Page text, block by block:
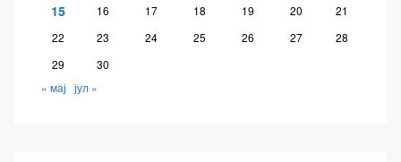
15 16 17 18 19 20
21
22
23 24 25 26 27
28
29
30
« мај јул »